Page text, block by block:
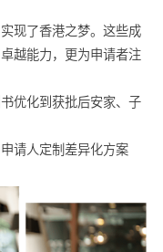
现了香港之梦。这些成
越能力，更为申请者注
优化到获批后安家、子
请人定制差异化方案